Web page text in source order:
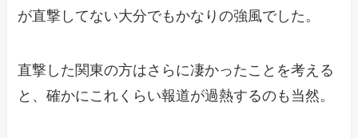
が直撃してない大分でもかなりの強風でした。
直撃した関東の方はさらに凄かったことを考える
と、確かにこれくらい報道が過熱するのも当然。